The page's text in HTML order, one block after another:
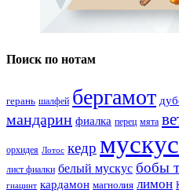
Поиск по нотам
герань шалфей бергамот
мандарин фиалка перец мята
орхидея Лотос кедр мускус
лист фиалки белый мускус бобы
гиацинт кардамон магнолия лимон